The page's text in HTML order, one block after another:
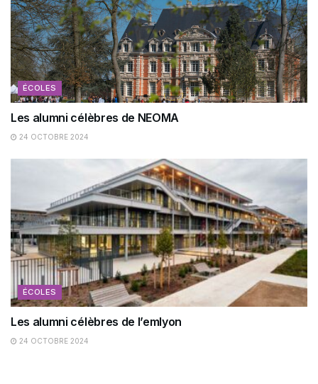
ÉCOLES
Les alumni célèbres de NEOMA
24 OCTOBRE 2024
ÉCOLES
Les alumni célèbres de l’emlyon
24 OCTOBRE 2024